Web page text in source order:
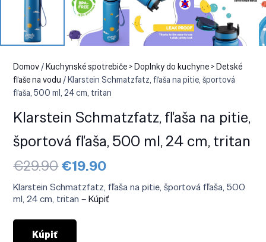
Domov/Kuchynské spotrebiče > Doplnky do kuchyne > Detské
fľaše na vodu / Klarstein Schmatzfatz, fľaša na pitie, športová
fľaša, 500 ml, 24 cm, tritan
Klarstein Schmatzfatz, fľaša na pitie,
športová fľaša, 500 ml, 24 cm, tritan
€29.90Pôvodná
cena
bola:
€29.90.
€19.90Aktuálna
je:
€19.90.
Klarstein Schmatzfatz, fľaša na pitie, športová fľaša, 500
ml, 24 cm, tritan –Kúpiť
Kúpiť